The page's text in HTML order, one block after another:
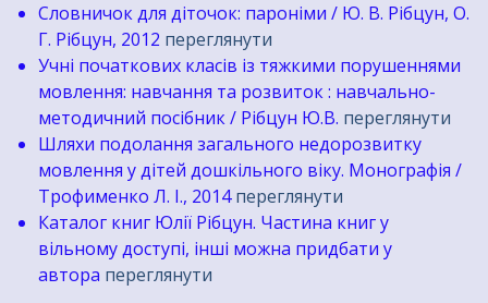
Словничок для діточок: пароніми / Ю. В. Рібцун, О.
Г. Рібцун, 2012 переглянути
Учні початкових класів із тяжкими порушеннями
мовлення: навчання та розвиток : навчально-
методичний посібник / Рібцун Ю.В. переглянути
Шляхи подолання загального недорозвитку
мовлення у дітей дошкільного віку. Монографія /
Трофименко Л. І., 2014переглянути
Каталог книг Юлії Рібцун. Частина книг у
вільному доступі, інші можна придбати у
автора переглянути